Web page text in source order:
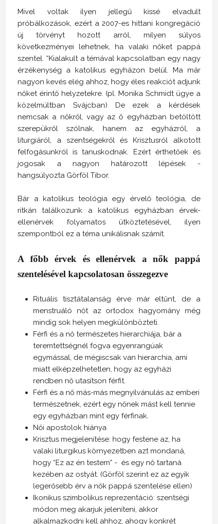
Mivel voltak ilyen jellegű kissé elvadult
próbálkozások, ezért a 2007-es hittani kongregáció
új törvényt hozott arról, milyen súlyos
következményei lehetnek, ha valaki nőket pappá
szentel. “Kialakult a témával kapcsolatban egy nagy
érzékenység a katolikus egyházon belül. Ma már
nagyon kevés elég ahhoz, hogy éles reakciót adjunk
nőket érintő helyzetekre. (pl. Monika Schmidt ügye a
közelmúltban Svájcban) De ezek a kérdések
nemcsak a nőkről, vagy az ő egyházban betöltött
szerepükről szólnak, hanem az egyházról, a
liturgiáról, a szentségekről és Krisztusról alkotott
felfogásunkról is tanuskodnak. Ezért érthetőek és
jogosak a nagyon határozott lépések -
hangsúlyozta Görföl Tibor.
Bár a katolikus teológia egy érvelő teológia, de
ritkán találkozunk a katolikus egyházban érvek-
ellenérvek folyamatos ütköztetésével, ilyen
szempontból ez a téma unikálisnak számít.
A főbb érvek és ellenérvek a nők pappá
szentelésével kapcsolatosan összegezve
Rituális tisztátalanság érve már eltűnt, de a
menstruáló nőt az ortodox hagyomány még
mindig sok helyen megkülönbözteti.
Férfi és a nő természetes hierarchiája, bár a
teremtettségnél fogva egyenrangúak
egymással, de mégiscsak van hierarchia, ami
miatt elképzelhetetlen, hogy az egyházi
rendben nő utasítson férfit.
Férfi és a nő más-más megnyilvánulás az emberi
természetnek, ezért egy nőnek mást kell tennie
egy egyházban mint egy férfinak.
Női apostolok hiánya
Krisztus megjelenítése: hogy festene az, ha
valaki liturgikus környezetben azt mondaná,
hogy “Ez az én testem” - és egy nő tartaná
kezében az ostyát. (Görföl szerint ez az egyik
legerősebb érv a nők pappá szentelése ellen)
Ikonikus szimbolikus reprezentáció: szentségi
módon meg akarjuk jeleníteni, akkor
alkalmazkodni kell ahhoz, ahogy konkrét